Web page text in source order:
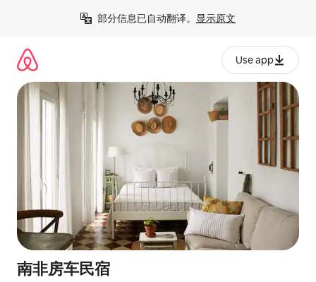
部分信息已自动翻译。 显示原文
Use app
南非房车民宿